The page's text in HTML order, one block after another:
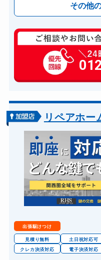
その他
玄関カギ修理
玄関カギ作成
玄関カギ交換
バイクカギ開け
バイクカギ作成
スーツケースカギ開け
金庫カギ開け
金庫カギ交換
ロッカーカギ開け
ドアノブカギ開け
ドアノブカギ作成
ドアノブカギ交換
リペアホー
出張駆けつけ
見積り無料 土日祝対応可
クレカ決済対応
電子決済対応